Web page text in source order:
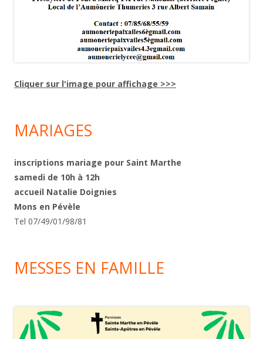
Cliquer sur l'image pour affichage >>>
MARIAGES
inscriptions mariage pour Saint Marthe
samedi de 10h à 12h
accueil Natalie Doignies
Mons en Pévèle
Tel 07/49/01/98/81
MESSES EN FAMILLE